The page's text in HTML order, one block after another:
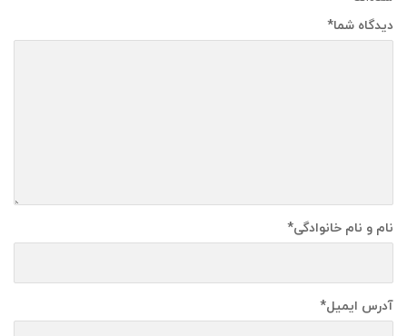
دیدگاه شما*
نام و نام خانوادگی*
آدرس ایمیل*